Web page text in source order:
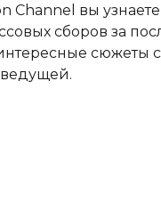
вы узнаете
сборов за
сюжеты